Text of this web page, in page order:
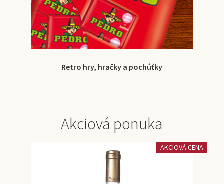
Retro hry, hračky a pochúťky
Akciová ponuka
AKCIOVÁ CENA